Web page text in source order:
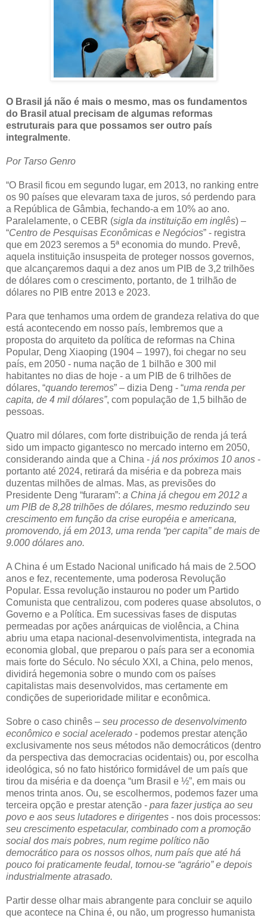
O Brasil já não é mais o mesmo, mas os fundamentos
do Brasil atual precisam de algumas reformas
estruturais para que possamos ser outro país
integralmente.
Por Tarso Genro
“O Brasil ficou em segundo lugar, em 2013, no ranking entre
os 90 países que elevaram taxa de juros, só perdendo para
a República de Gâmbia, fechando-a em 10% ao ano.
Paralelamente, o CEBR (sigla da instituição em inglês) –
“Centro de Pesquisas Econômicas e Negócios” - registra
que em 2023 seremos a 5ª economia do mundo. Prevê,
aquela instituição insuspeita de proteger nossos governos,
que alcançaremos daqui a dez anos um PIB de 3,2 trilhões
de dólares com o crescimento, portanto, de 1 trilhão de
dólares no PIB entre 2013 e 2023.
Para que tenhamos uma ordem de grandeza relativa do que
está acontecendo em nosso país, lembremos que a
proposta do arquiteto da política de reformas na China
Popular, Deng Xiaoping (1904 – 1997), foi chegar no seu
país, em 2050 - numa nação de 1 bilhão e 300 mil
habitantes no dias de hoje - a um PIB de 6 trilhões de
dólares, “quando teremos” – dizia Deng - “uma renda per
capita, de 4 mil dólares”, com população de 1,5 bilhão de
pessoas.
Quatro mil dólares, com forte distribuição de renda já terá
sido um impacto gigantesco no mercado interno em 2050,
considerando ainda que a China - já nos próximos 10 anos -
portanto até 2024, retirará da miséria e da pobreza mais
duzentas milhões de almas. Mas, as previsões do
Presidente Deng “furaram”: a China já chegou em 2012 a
um PIB de 8,28 trilhões de dólares, mesmo reduzindo seu
crescimento em função da crise européia e americana,
promovendo, já em 2013, uma renda “per capita” de mais de
9.000 dólares ano.
A China é um Estado Nacional unificado há mais de 2.5OO
anos e fez, recentemente, uma poderosa Revolução
Popular. Essa revolução instaurou no poder um Partido
Comunista que centralizou, com poderes quase absolutos, o
Governo e a Política. Em sucessivas fases de disputas
permeadas por ações anárquicas de violência, a China
abriu uma etapa nacional-desenvolvimentista, integrada na
economia global, que preparou o país para ser a economia
mais forte do Século. No século XXI, a China, pelo menos,
dividirá hegemonia sobre o mundo com os países
capitalistas mais desenvolvidos, mas certamente em
condições de superioridade militar e econômica.
Sobre o caso chinês – seu processo de desenvolvimento
econômico e social acelerado - podemos prestar atenção
exclusivamente nos seus métodos não democráticos (dentro
da perspectiva das democracias ocidentais) ou, por escolha
ideológica, só no fato histórico formidável de um país que
tirou da miséria e da doença “um Brasil e ½”, em mais ou
menos trinta anos. Ou, se escolhermos, podemos fazer uma
terceira opção e prestar atenção - para fazer justiça ao seu
povo e aos seus lutadores e dirigentes - nos dois processos:
seu crescimento espetacular, combinado com a promoção
social dos mais pobres, num regime político não
democrático para os nossos olhos, num país que até há
pouco foi praticamente feudal, tornou-se “agrário” e depois
industrialmente atrasado.
Partir desse olhar mais abrangente para concluir se aquilo
que acontece na China é, ou não, um progresso humanista